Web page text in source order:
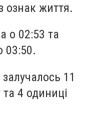
ознак життя.
о 02:53 та
03:50.
11
4 одиниці